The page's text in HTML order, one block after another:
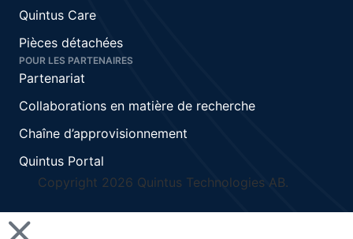
Quintus Care
Pièces détachées
POUR LES PARTENAIRES
Partenariat
Collaborations en matière de recherche
Chaîne d’approvisionnement
Quintus Portal
Copyright 2026 Quintus Technologies AB.